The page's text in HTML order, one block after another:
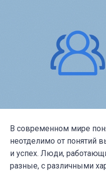
В современном мире
неотделимо от понятий
и успех. Люди,
разные, с различными